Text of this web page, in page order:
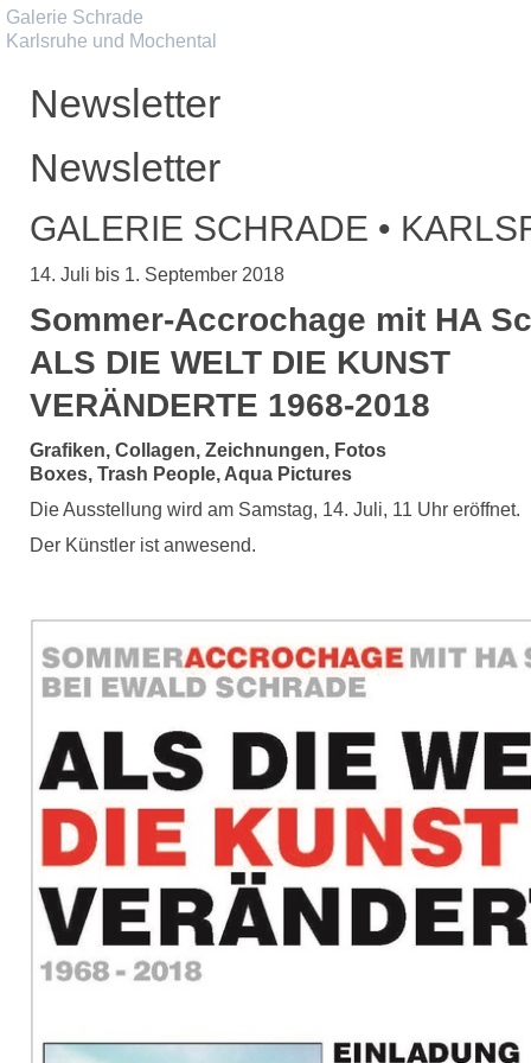
Galerie Schrade
Karlsruhe und Mochental
Newsletter
Newsletter
GALERIE SCHRADE •
14. Juli bis 1. September 2018
Sommer-Accrochage mit HA
ALS DIE WELT DIE KUNST
VERÄNDERTE 1968-2018
Grafiken, Collagen, Zeichnungen, Fotos
Boxes, Trash People, Aqua Pictures
Die Ausstellung wird am Samstag, 14. Juli, 11 Uhr eröffnet.
Der Künstler ist anwesend.